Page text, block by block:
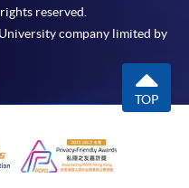
reserved.
company limited by
TOP